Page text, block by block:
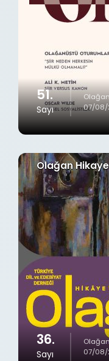
51.
Sayı
Olağan
07/08/
Olağan Hikaye
36.
Sayı
07/08/